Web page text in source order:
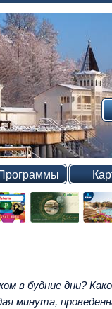
в будние дни?
минута,